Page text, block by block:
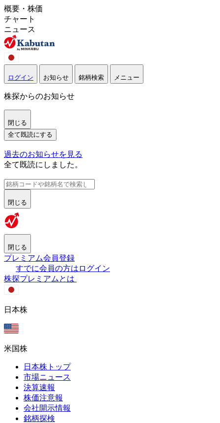
概要・株価
チャート
ニュース
ログイン お知らせ 銘柄検索 メニュー
株探からのお知らせ
閉じる
全て既読にする
過去のお知らせを見る
全て既読にしました。
閉じる
閉じる
プレミアム会員登録
すでに会員の方はログイン
株探プレミアムとは
日本株
米国株
日本株トップ
市場ニュース
決算速報
株価注意報
会社開示情報
銘柄探検